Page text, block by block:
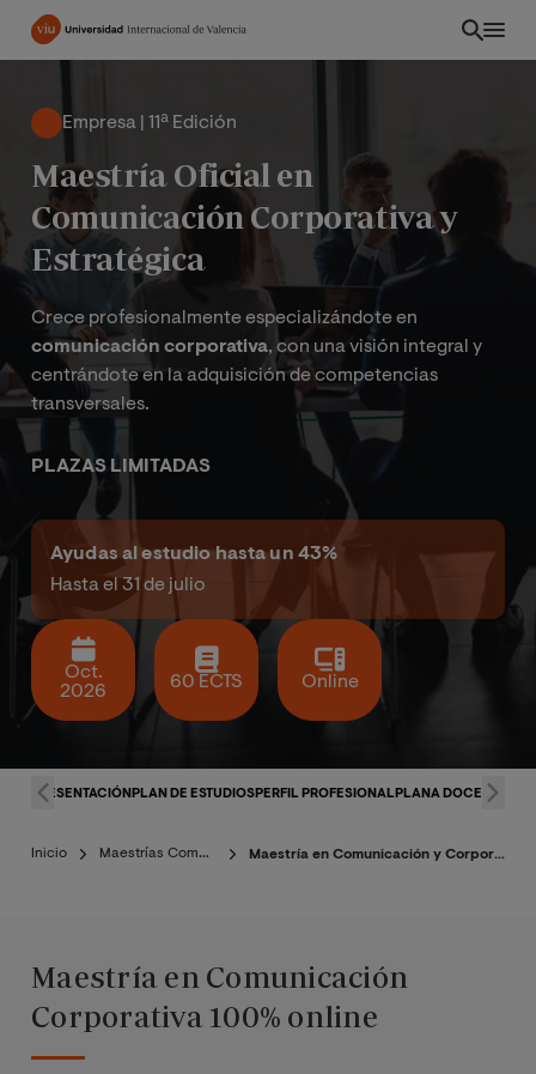
Pasar
Empresa | 11ª Edición
Maestría Oficial en
Comunicación Corporativa y
Estratégica
Crece profesionalmente especializándote en
comunicación corporativa, con una visión integral y
centrándote en la adquisición de competencias
transversales.
PLAZAS LIMITADAS
Oct.
2026
60 ECTS Online
Ayudas al estudio hasta un 43%
Hasta el 31 de julio
PRESENTACIÓN PLAN DE ESTUDIOSPERFIL PROFESIONAL PLANA DOCENTE
Inicio Maestrías Comunicación Maestría en Comunicación y Corporativa Estratégica
Maestría en Comunicación
Corporativa 100% online